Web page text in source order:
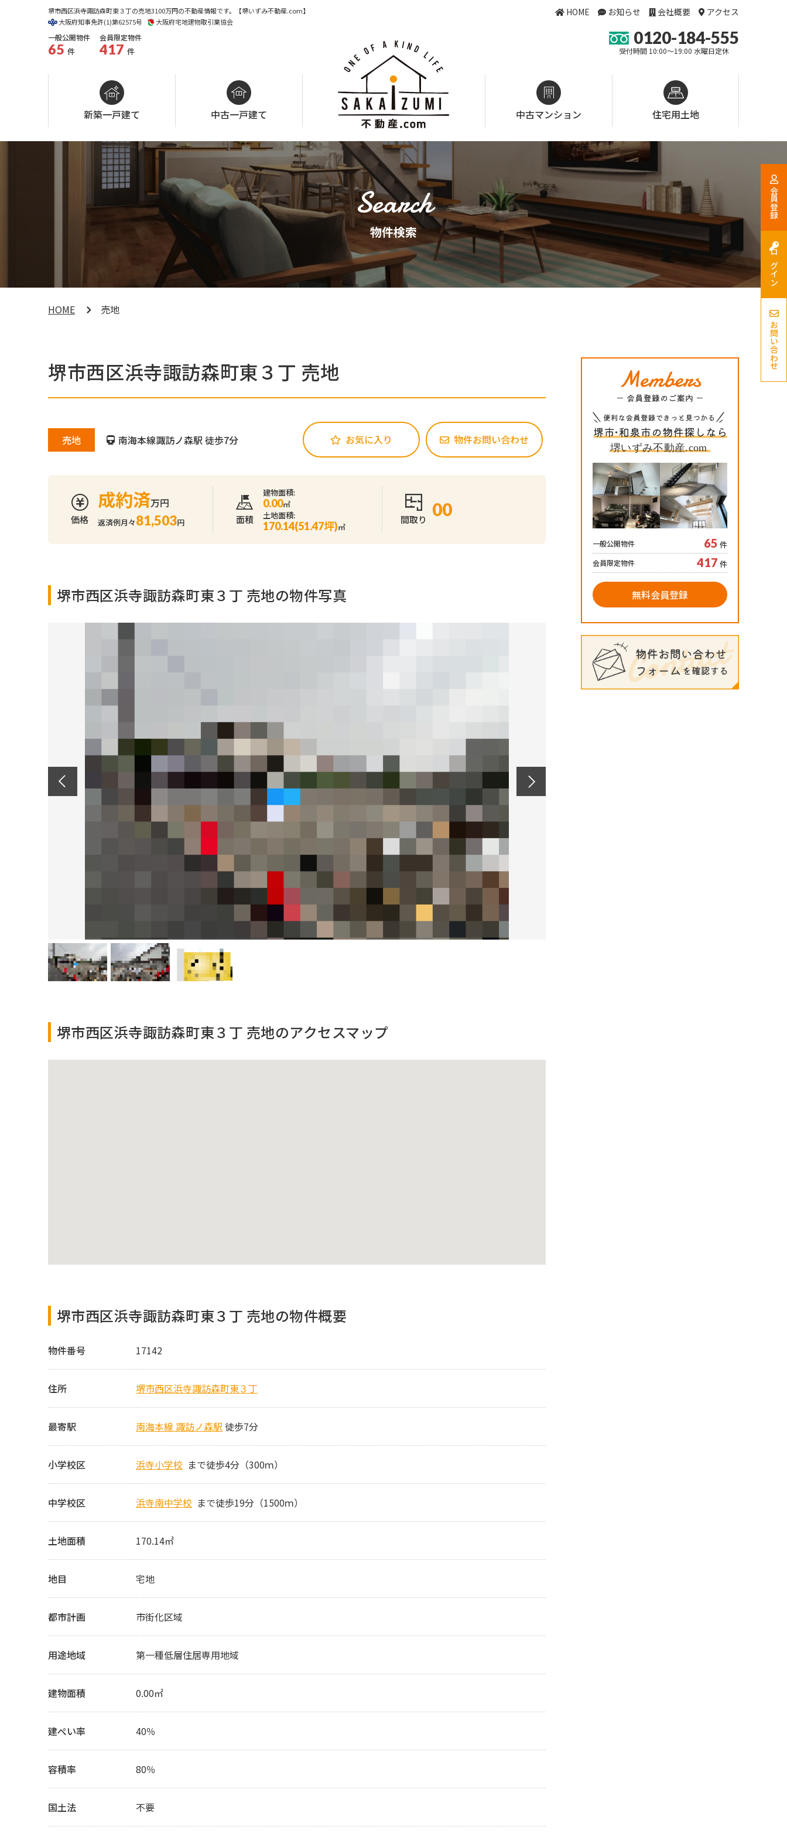
堺市西区浜寺諏訪森町東３丁の売地3100万円の不動産情報です。【堺いずみ不動産.com】
大阪府知事免許(1)第62575号
大阪府宅地建物取引業協会
一般公開物件
65 件
会員限定物件
417 件
HOME お知らせ 会社概要 アクセス
0120-184-555
受付時間 10:00～19:00 水曜日定休
新築一戸建て 中古一戸建て 中古マンション 住宅用土地
物件検索
HOME 売地
堺市西区浜寺諏訪森町東３丁 売地
売地 南海本線諏訪ノ森駅 徒歩7分 お気に入り 物件お問い合わせ
価格
成約済万円
返済例月々81,503円 面積
建物面積:
0.00㎡
土地面積:
170.14(51.47坪)㎡
間取り 00
堺市西区浜寺諏訪森町東３丁 売地の物件写真
堺市西区浜寺諏訪森町東３丁 売地のアクセスマップ
堺市西区浜寺諏訪森町東３丁 売地の物件概要
物件番号 17142
住所 堺市西区浜寺諏訪森町東３丁
最寄駅 南海本線 諏訪ノ森駅 徒歩7分
小学校区 浜寺小学校 まで徒歩4分（300ｍ）
中学校区 浜寺南中学校 まで徒歩19分（1500ｍ）
土地面積 170.14㎡
地目 宅地
都市計画 市街化区域
用途地域 第一種低層住居専用地域
建物面積 0.00㎡
建ぺい率 40％
容積率 80％
国土法 不要
一般公開物件 65 件
会員限定物件 417 件
無料会員登録
会員登録
ログイン
お問い合わせ